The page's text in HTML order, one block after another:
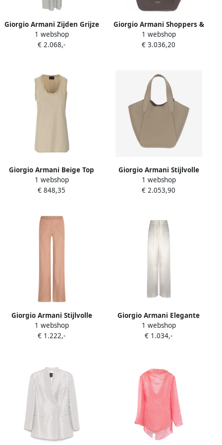
Giorgio Armani Zijden Grijze
V-Hals Lange Jurk White
Dames
1 webshop
€ 2.068,-
Giorgio Armani Shoppers &
Totes Leather Tote Bag With
Logo in bruin
1 webshop
€ 3.036,20
Giorgio Armani Beige Top
Model Draagt Beige Dames
1 webshop
€ 848,35
Giorgio Armani Stijlvolle
Handtassen voor Modieuze
Vrouwen Beige Dames
1 webshop
€ 2.053,90
Giorgio Armani Stijlvolle
Broeken voor Mannen Pink
Dames
1 webshop
€ 1.222,-
Giorgio Armani Elegante
Wijde Broek Gray Dames
1 webshop
€ 1.034,-